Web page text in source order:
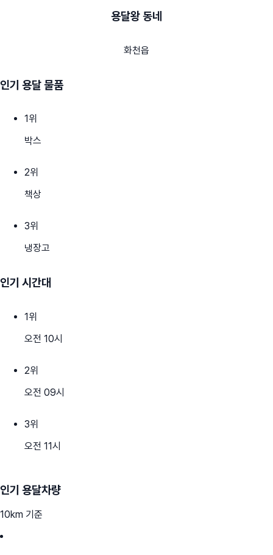
용달왕 동네
화천읍
인기 용달 물품
1위
박스
2위
책상
3위
냉장고
인기 시간대
1위
오전 10시
2위
오전 09시
3위
오전 11시
인기 용달차량
10km 기준